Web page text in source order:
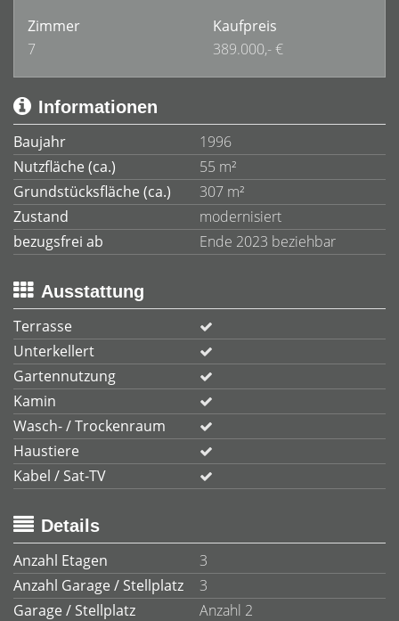
Zimmer
7
Kaufpreis
389.000,- €
Informationen
Baujahr
1996
Nutzfläche (ca.)
55 m²
Grundstücksfläche (ca.)
307 m²
Zustand
modernisiert
bezugsfrei ab
Ende 2023 beziehbar
Ausstattung
Terrasse
Unterkellert
Gartennutzung
Kamin
Wasch- / Trockenraum
Haustiere
Kabel / Sat-TV
Details
Anzahl Etagen
3
Anzahl Garage / Stellplatz
3
Garage / Stellplatz
Anzahl 2